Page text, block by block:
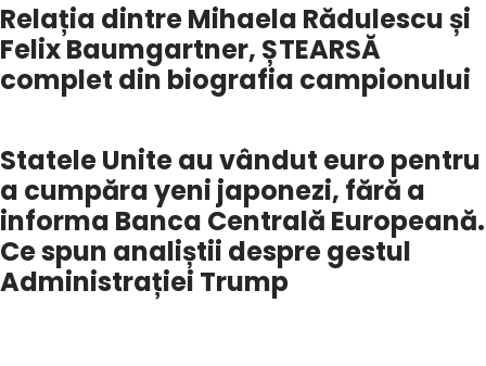
Relația dintre Mihaela Rădulescu și
Felix Baumgartner, ȘTEARSĂ
complet din biografia campionului
Statele Unite au vândut euro pentru
a cumpăra yeni japonezi, fără a
informa Banca Centrală Europeană.
Ce spun analiștii despre gestul
Administrației Trump